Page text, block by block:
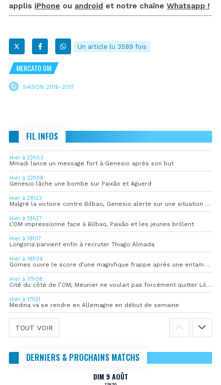
applis iPhone ou android et notre chaîne Whatsapp !
Un article lu 3589 fois
MERCATO OM
SAISON 2016-2017
FIL INFOS
Hier à 22h53
Mmadi lance un message fort à Genesio après son but
Hier à 22h08
Genesio lâche une bombe sur Paixão et Aguerd
Hier à 21h23
Malgré la victoire contre Bilbao, Genesio alerte sur une situation « pas idéale »
Hier à 19h27
L’OM impressionne face à Bilbao, Paixão et les jeunes brillent
Hier à 18h17
Longoria parvient enfin à recruter Thiago Almada
Hier à 18h04
Gomes ouvre le score d’une magnifique frappe après une entame convaincante
Hier à 17h58
Cité du côté de l’OM, Meunier ne voulait pas forcément quitter Lille
Hier à 17h21
Medina va se rendre en Allemagne en début de semaine
TOUT VOIR
DERNIERS & PROCHAINS MATCHS
DIM 9 AOÛT